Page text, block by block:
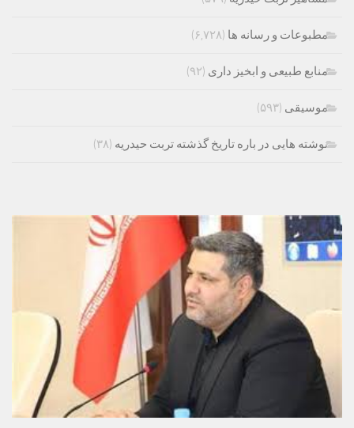
مطبوعات و رسانه ها (۶,۷۲۸)
منابع طبیعی و ابخیز داری (۹۲)
موسیقی (۵۹۳)
نوشته هایی در باره تاریخ گذشته تربت حیدریه (۳۸)